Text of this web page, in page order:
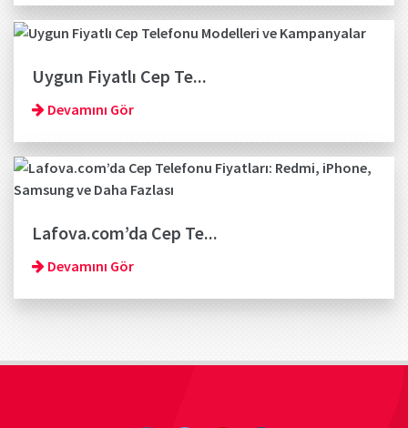
Uygun Fiyatlı Cep Te...
Devamını Gör
Lafova.com’da Cep Te...
Devamını Gör